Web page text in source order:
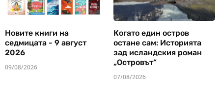
Новите книги на
седмицата - 9 август
2026
09/08/2026
Когато един остров
остане сам: Историята
зад исландския роман
„Островът“
07/08/2026